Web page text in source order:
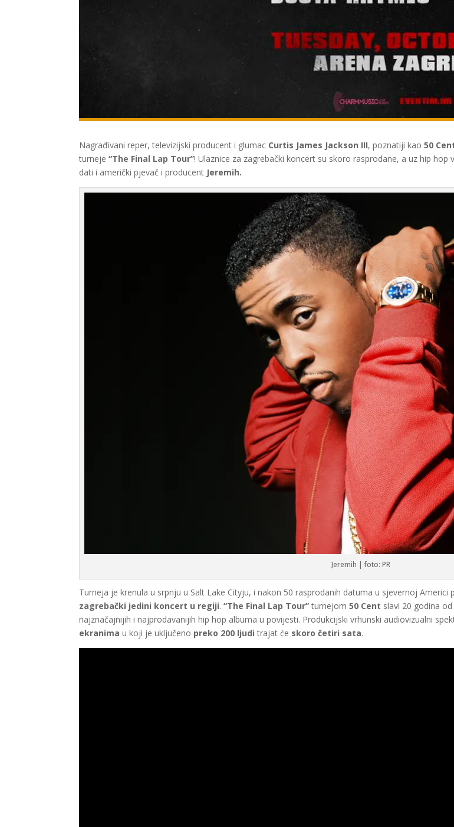
Nagrađivani reper, televizijski producent i glumac Curtis James Jackson III, poznatiji kao50
turneje“The Final Lap Tour”! Ulaznice za zagrebački koncert su skoro rasprodane, a uz hip hop
dati i američki pjevač i producent Jeremih.
Jeremih | foto: PR
Turneja je krenula u srpnju u Salt Lake Cityju, i nakon 50 rasprodanih datuma u sjevernoj
zagrebački jedini koncert u regiji.“The Final Lap Tour”turnejom 50 Cent slavi 20 godina
najznačajnijih i najprodavanijih hip hop albuma u povijesti. Produkcijski vrhunski audiovizualni
ekranima u koji je uključeno preko 200 ljuditrajat će skoro četiri sata.